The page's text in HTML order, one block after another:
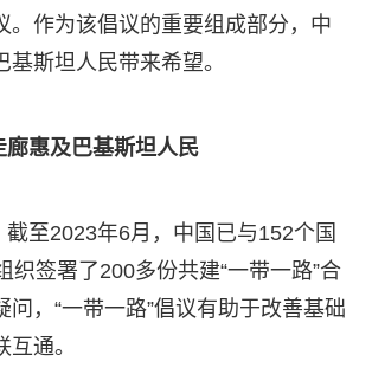
。作为该倡议的重要组成部分，中
基斯坦人民带来希望。
廊惠及巴基斯坦人民
截至2023年6月，中国已与152个国
织签署了200多份共建“一带一路”合
问，“一带一路”倡议有助于改善基础
通。